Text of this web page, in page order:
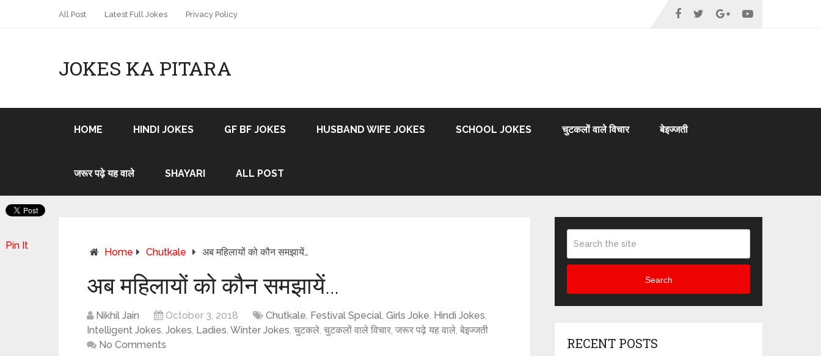
All Post Latest Full Jokes Privacy Policy
JOKES KA PITARA
HOME HINDI JOKES GF BF JOKES HUSBAND WIFE JOKES SCHOOL JOKES चुटकलों वाले विचार बेइज्जती
जरूर पढ़े यह वाले SHAYARI ALL POST
Home Chutkale अब महिलायों को कौन समझायें…
अब महिलायों को कौन समझायें…
Nikhil Jain October 3, 2018 Chutkale, Festival Special, Girls Joke, Hindi Jokes,
Intelligent Jokes, Jokes, Ladies, Winter Jokes, चुटकले, चुटकलों वाले विचार, जरूर पढ़े यह वाले, बेइज्जती
No Comments
Pin It
Search
RECENT POSTS